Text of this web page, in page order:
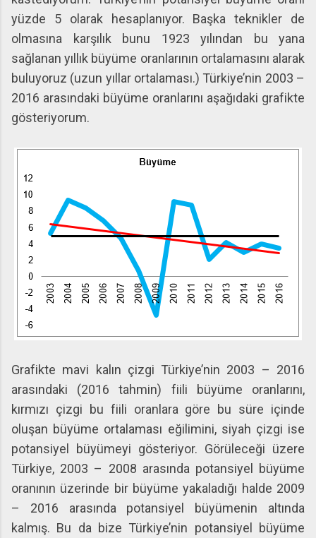
yüzde 5 olarak hesaplanıyor. Başka teknikler de
olmasına karşılık bunu 1923 yılından bu yana
sağlanan yıllık büyüme oranlarının ortalamasını alarak
buluyoruz (uzun yıllar ortalaması.) Türkiye’nin 2003 –
2016 arasındaki büyüme oranlarını aşağıdaki grafikte
gösteriyorum.
Grafikte mavi kalın çizgi Türkiye’nin 2003 – 2016
arasındaki (2016 tahmin) fiili büyüme oranlarını,
kırmızı çizgi bu fiili oranlara göre bu süre içinde
oluşan büyüme ortalaması eğilimini, siyah çizgi ise
potansiyel büyümeyi gösteriyor. Görüleceği üzere
Türkiye, 2003 – 2008 arasında potansiyel büyüme
oranının üzerinde bir büyüme yakaladığı halde 2009
– 2016 arasında potansiyel büyümenin altında
kalmış. Bu da bize Türkiye’nin potansiyel büyüme